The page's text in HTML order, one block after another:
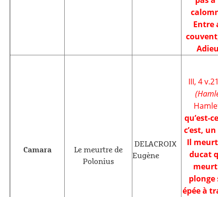
Entre
Camara
Le meurtre de
Polonius
DELACROIX
Eugène
III, 4
qu’est-
c’est,
Il
ducat
plonge
épée à